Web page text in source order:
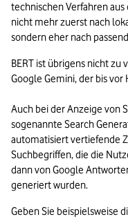
technischen Verfahren
nicht mehr zuerst nach
sondern eher nach
BERT ist übrigens nicht
Google Gemini, der bis
Auch bei der Anzeige von
sogenannte Search
automatisiert vertiefende
Suchbegriffen, die die
dann von Google
generiert wurden.
Geben Sie beispielsweise